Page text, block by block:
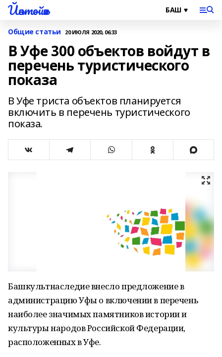
Йәнтөйәк
Общие статьи 20 ИЮЛЯ 2020, 06:33
В Уфе 300 объектов войдут в
перечень туристического
показа
В Уфе триста объектов планируется
включить в перечень туристического
показа.
Башкультнаследие внесло предложение в
администрацию Уфы о включении в перечень
наиболее значимых памятников истории и
культуры народов Российской Федерации,
расположенных в Уфе.